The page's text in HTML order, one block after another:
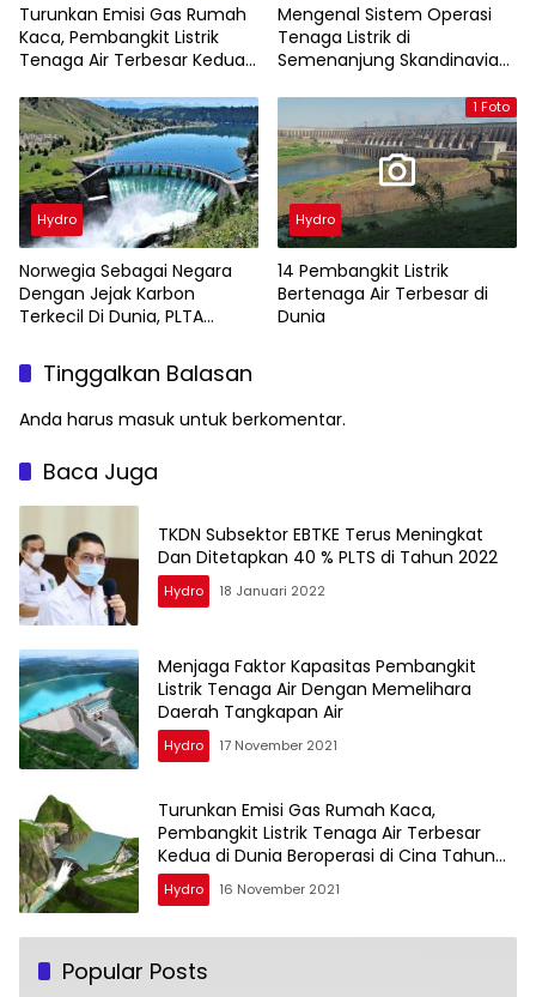
Turunkan Emisi Gas Rumah
Kaca, Pembangkit Listrik
Tenaga Air Terbesar Kedua
Tahun 2021
Mengenal Sistem Operasi
Tenaga Listrik di
Semenanjung Skandinavia
Hydro
Norwegia Sebagai Negara
Dengan Jejak Karbon
Terkecil Di Dunia, PLTA
Listriknya
1 Foto
Hydro
14 Pembangkit Listrik
Bertenaga Air Terbesar di
Dunia
Tinggalkan Balasan
Anda harus masuk untuk berkomentar.
Baca Juga
TKDN Subsektor EBTKE Terus Meningkat
Dan Ditetapkan 40 % PLTS di Tahun 2022
Hydro 18 Januari 2022
Menjaga Faktor Kapasitas Pembangkit
Listrik Tenaga Air Dengan Memelihara
Daerah Tangkapan Air
Hydro 17 November 2021
Turunkan Emisi Gas Rumah Kaca,
Pembangkit Listrik Tenaga Air Terbesar
Kedua di Dunia Beroperasi di Cina Tahun
2021
Hydro 16 November 2021
Popular Posts